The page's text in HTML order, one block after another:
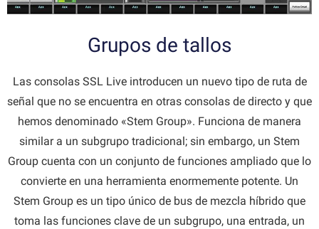
Grupos de tallos
Las consolas SSL Live introducen un nuevo tipo de ruta de
señal que no se encuentra en otras consolas de directo y que
hemos denominado «Stem Group». Funciona de manera
similar a un subgrupo tradicional; sin embargo, un Stem
Group cuenta con un conjunto de funciones ampliado que lo
convierte en una herramienta enormemente potente. Un
Stem Group es un tipo único de bus de mezcla híbrido que
toma las funciones clave de un subgrupo, una entrada, un